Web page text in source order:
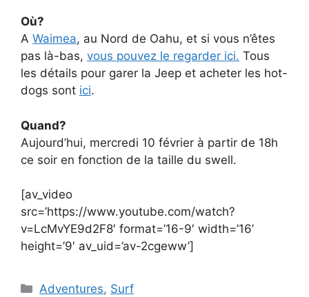
Où?
A Waimea, au Nord de Oahu, et si vous n’êtes
pas là-bas, vous pouvez le regarder ici. Tous
les détails pour garer la Jeep et acheter les hot-
dogs sont ici.
Quand?
Aujourd’hui, mercredi 10 février à partir de 18h
ce soir en fonction de la taille du swell.
[av_video
src=’https://www.youtube.com/watch?
v=LcMvYE9d2F8′ format=’16-9′ width=’16’
height=’9′ av_uid=’av-2cgeww’]
Catégories
Adventures, Surf